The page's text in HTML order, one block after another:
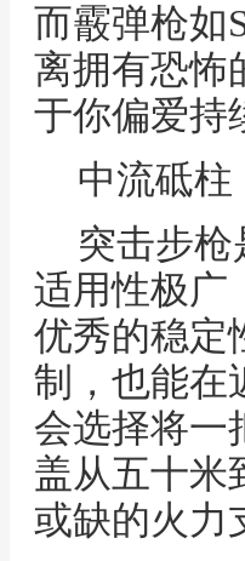
而霰弹枪如
离拥有恐怖
于你偏爱持
中流砥
突击步
适用性极广
优秀的稳定
制，也能在
会选择将一
盖从五十米
或缺的火力